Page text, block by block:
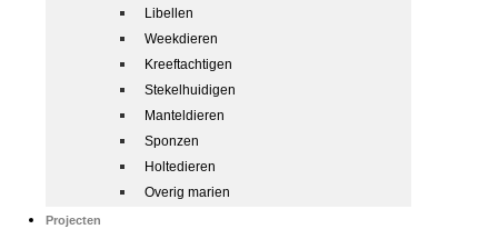
Libellen
Weekdieren
Kreeftachtigen
Stekelhuidigen
Manteldieren
Sponzen
Holtedieren
Overig marien
Projecten